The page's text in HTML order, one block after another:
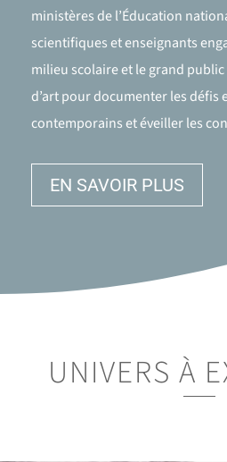
ministères de l’Éducation
scientifiques et enseignants
milieu scolaire et le grand public
d’art pour documenter les
contemporains et éveiller les
EN SAVOIR PLUS
UNIVERS À